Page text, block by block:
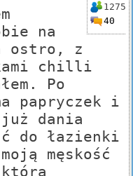
1275
40
na
ostro, z
chilli
Po
papryczek i
już dania
do łazienki
męskość